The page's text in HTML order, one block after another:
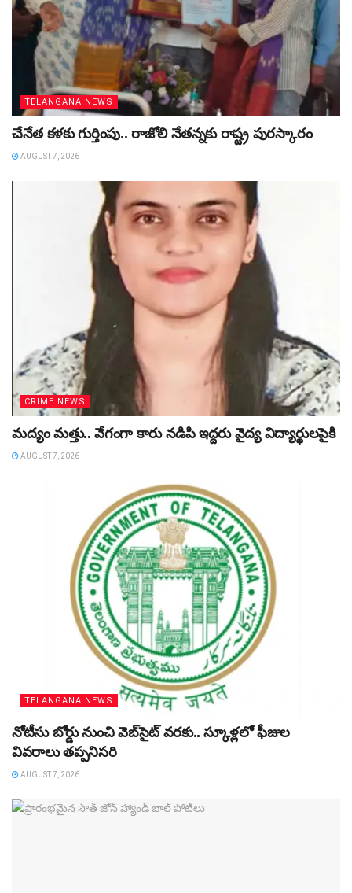
TELANGANA NEWS
చేనేత కళకు గుర్తింపు.. రాజోలి నేతన్నకు రాష్ట్ర పురస్కారం
AUGUST 7, 2026
CRIME NEWS
మద్యం మత్తు.. వేగంగా కారు నడిపి ఇద్దరు వైద్య విద్యార్థులపైకి
AUGUST 7, 2026
TELANGANA NEWS
నోటీసు బోర్డు నుంచి వెబ్‌సైట్‌ వరకు.. స్కూళ్లలో ఫీజుల
వివరాలు తప్పనిసరి
AUGUST 7, 2026